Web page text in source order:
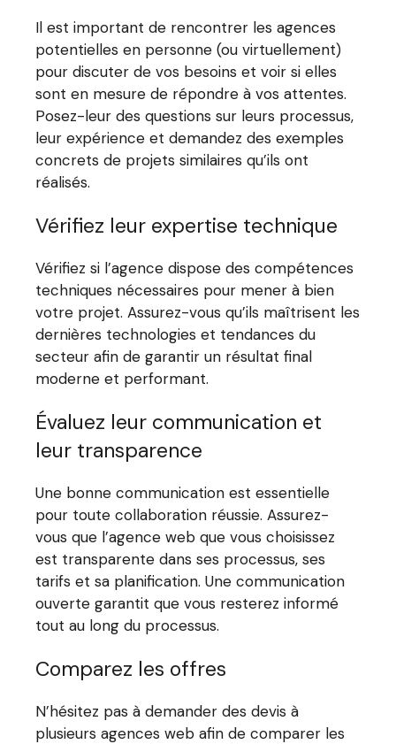
Il est important de rencontrer les agences
potentielles en personne (ou virtuellement)
pour discuter de vos besoins et voir si elles
sont en mesure de répondre à vos attentes.
Posez-leur des questions sur leurs processus,
leur expérience et demandez des exemples
concrets de projets similaires qu’ils ont
réalisés.
Vérifiez leur expertise technique
Vérifiez si l’agence dispose des compétences
techniques nécessaires pour mener à bien
votre projet. Assurez-vous qu’ils maîtrisent les
dernières technologies et tendances du
secteur afin de garantir un résultat final
moderne et performant.
Évaluez leur communication et
leur transparence
Une bonne communication est essentielle
pour toute collaboration réussie. Assurez-
vous que l’agence web que vous choisissez
est transparente dans ses processus, ses
tarifs et sa planification. Une communication
ouverte garantit que vous resterez informé
tout au long du processus.
Comparez les offres
N’hésitez pas à demander des devis à
plusieurs agences web afin de comparer les